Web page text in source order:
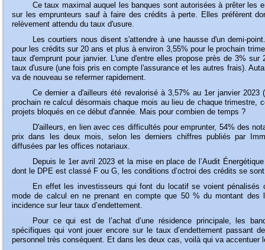
Ce taux maximal auquel les banques sont autorisées à prêter les
sur les emprunteurs sauf à faire des crédits à perte. Elles préfèrent
relèvement attendu du taux d'usure.
Les courtiers nous disent s'attendre à une hausse d'un demi-
pour les crédits sur 20 ans et plus à environ 3,55% pour le prochain
taux d'emprunt pour janvier. L'une d'entre elles propose près de 3%
taux d'usure (une fois pris en compte l'assurance et les autres frais).
va de nouveau se refermer rapidement.
Ce dernier a d'ailleurs été revalorisé à 3,57% au 1er janvier
prochain re calcul désormais chaque mois au lieu de chaque trimestre,
projets bloqués en ce début d'année. Mais pour combien de temps ?
D'ailleurs, en lien avec ces difficultés pour emprunter, 54% des
prix dans les deux mois, selon les derniers chiffres publiés par
diffusées par les offices notariaux.
Depuis le 1er avril 2023 et la mise en place de l’Audit
dont le DPE est classé F ou G, les conditions d’octroi des crédits se
En effet les investisseurs qui font du locatif se voient pénalisés
mode de calcul en ne prenant en compte que 50 % du montant des
incidence sur leur taux d’endettement.
Pource qui est de l’achat d’une résidence principale, les
spécifiques qui vont jouer encore sur le taux d’endettement passant
personnel très conséquent. Et dans les deux cas, voilà qui va accentuer